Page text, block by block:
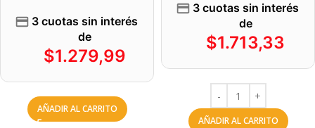
3 cuotas sin interés
de
$1.279,99
AÑADIR AL CARRITO
3 cuotas sin interés
de
$1.713,33
AÑADIR AL CARRITO